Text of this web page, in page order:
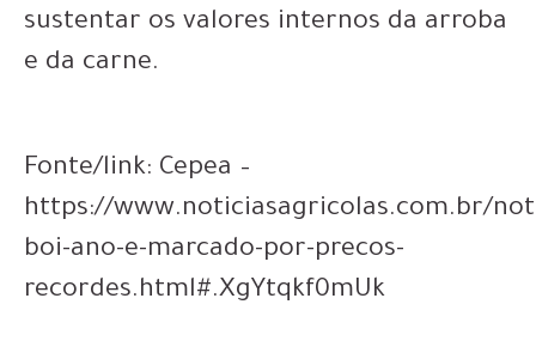
sustentar os valores internos da arroba
e da carne.
Fonte/link: Cepea –
https://www.noticiasagricolas.com.br/
boi-ano-e-marcado-por-precos-
recordes.html#.XgYtqkf0mUk